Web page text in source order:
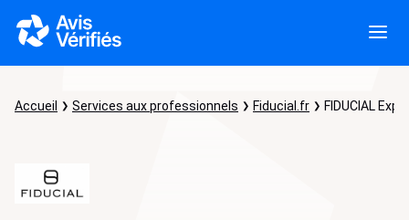
Accueil Services aux professionnels Fiducial.fr FIDUCIAL